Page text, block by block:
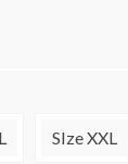
SIze XXL